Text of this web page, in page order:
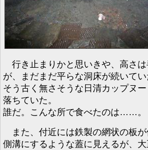
行き止まりかと思いきや、高さ
が、まだまだ平らな洞床が続いてい
そう古く無さそうな日清カップヌ
落ちていた。
誰だ。こんな所で食べたのは……。
また、付近には鉄製の網状の板
側溝にするような蓋に見えるが、